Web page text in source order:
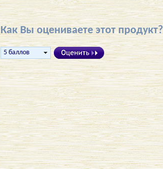
Как Вы оцениваете этот продукт?